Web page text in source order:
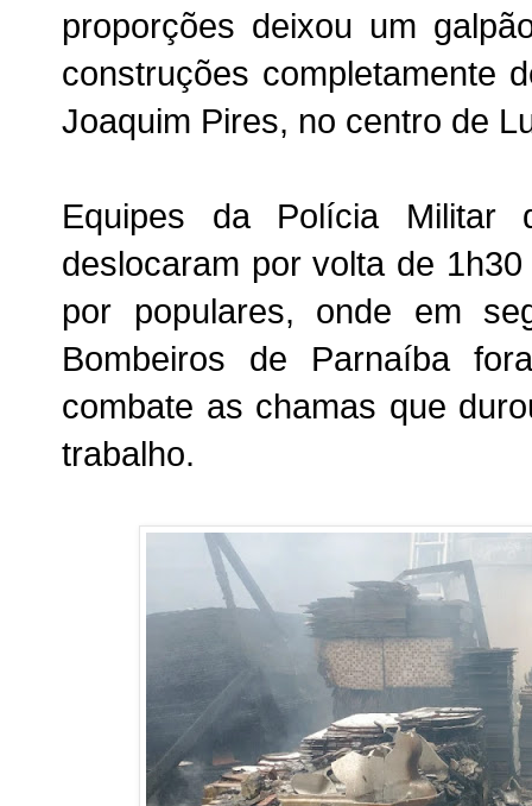
proporções deixou um
construções completamente
Joaquim Pires, no centro de
Equipes da Polícia Militar
deslocaram por volta de
por populares, onde em
Bombeiros de Parnaíba
combate as chamas que
trabalho.